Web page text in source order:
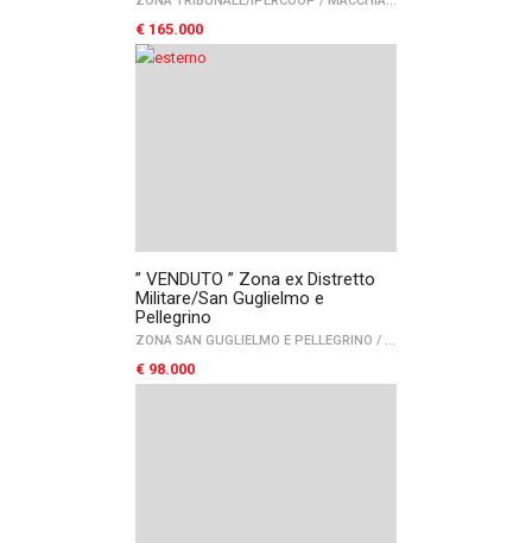
€ 165.000
” VENDUTO ” Zona ex Distretto
Militare/San Guglielmo e
Pellegrino
ZONA SAN GUGLIELMO E PELLEGRINO /
€ 98.000